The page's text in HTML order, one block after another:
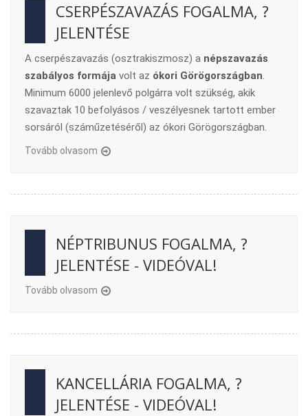
CSERPÉSZAVAZÁS FOGALMA, ?
JELENTÉSE
A cserpészavazás (osztrakiszmosz) a népszavazás
szabályos formája volt az ókori Görögországban.
Minimum 6000 jelenlevő polgárra volt szükség, akik
szavaztak 10 befolyásos / veszélyesnek tartott ember
sorsáról (száműzetéséről) az ókori Görögországban.
Tovább olvasom
NÉPTRIBUNUS FOGALMA, ?
JELENTÉSE - VIDEÓVAL!
Tovább olvasom
KANCELLÁRIA FOGALMA, ?
JELENTÉSE - VIDEÓVAL!